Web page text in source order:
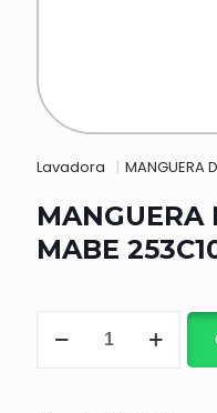
Lavadora MANGUERA
MANGUERA
MABE